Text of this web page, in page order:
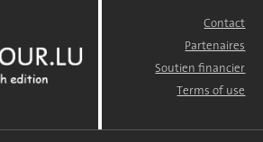
Contact
Partenaires
Soutien financier
Terms of use